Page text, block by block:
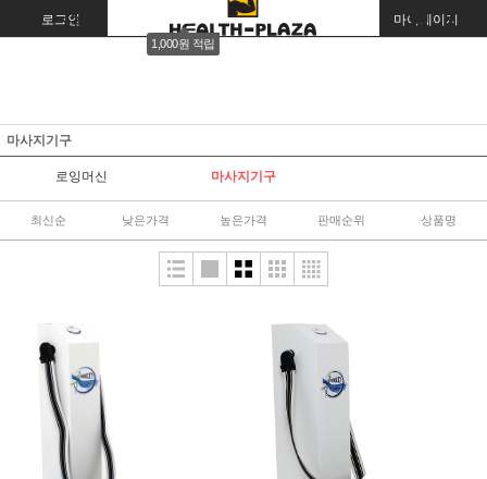
로그인 회원가입
1,000원 적립
주문조회 마이페이지
마사지기구
로잉머신 마사지기구
최신순 낮은가격 높은가격 판매순위 상품명